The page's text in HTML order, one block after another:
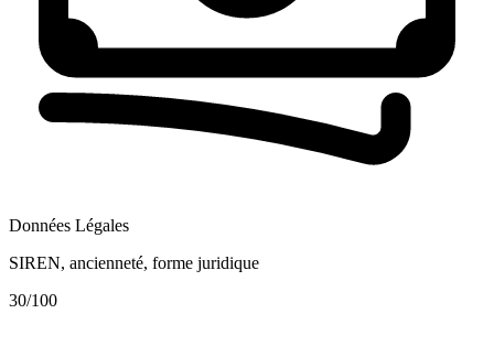
Données Légales
SIREN, ancienneté, forme juridique
30/100